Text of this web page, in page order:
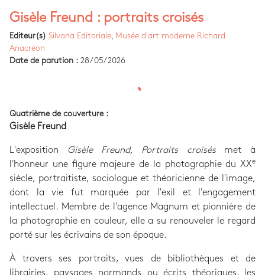
Gisèle Freund : portraits croisés
Editeur(s) Silvana Editoriale
Musée d'art moderne Richard
Anacréon
Date de parution : 28/05/2026
Quatrième de couverture :
Gisèle Freund
L'exposition Gisèle Freund, Portraits croisésmet à
l'honneur une figure majeure de la photographie du XXe
siècle, portraitiste, sociologue et théoricienne de l'image,
dont la vie fut marquée par l'exil et l'engagement
intellectuel. Membre de l'agence Magnum et pionnière de
la photographie en couleur, elle a su renouveler le regard
porté sur les écrivains de son époque.
À travers ses portraits, vues de bibliothèques et de
librairies, paysages normands ou écrits théoriques, les